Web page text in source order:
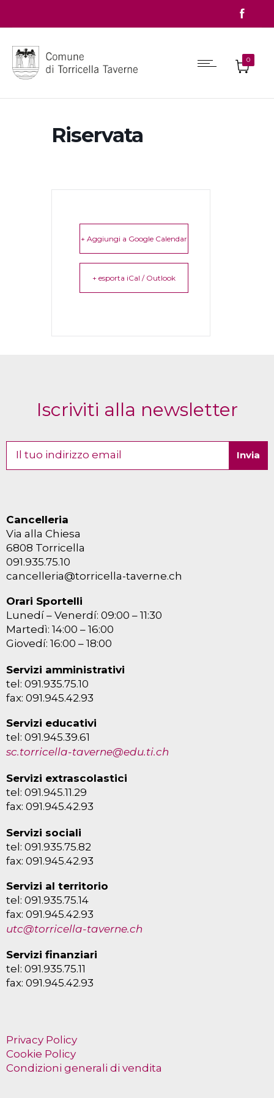
0
Riservata
+ Aggiungi a Google Calendar
+ esporta iCal / Outlook
Iscriviti alla newsletter
Cancelleria
Via alla Chiesa
6808 Torricella
091.935.75.10
cancelleria@torricella-taverne.ch
Orari Sportelli
Lunedí – Venerdí: 09:00 – 11:30
Martedì: 14:00 – 16:00
Giovedí: 16:00 – 18:00
Servizi amministrativi
tel: 091.935.75.10
fax: 091.945.42.93
Servizi educativi
tel: 091.945.39.61
sc.torricella-taverne@edu.ti.ch
Servizi extrascolastici
tel: 091.945.11.29
fax: 091.945.42.93
Servizi sociali
tel: 091.935.75.82
fax: 091.945.42.93
Servizi al territorio
tel: 091.935.75.14
fax: 091.945.42.93
utc@torricella-taverne.ch
Servizi finanziari
tel: 091.935.75.11
fax: 091.945.42.93
Privacy Policy
Cookie Policy
Condizioni generali di vendita